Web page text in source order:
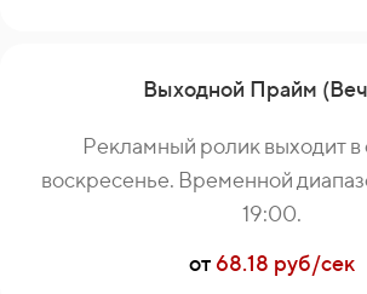
Выходной Прайм
Рекламный ролик выходит в
воскресенье. Временной
19:00.
от68.18 руб/сек